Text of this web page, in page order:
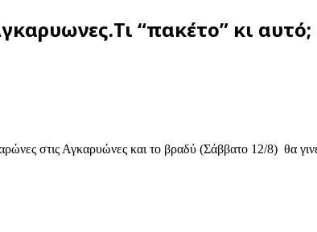
“πακέτο” κι αυτό;
στις Αγκαρυώνες και το βραδύ (Σάββατο 12/8) θα